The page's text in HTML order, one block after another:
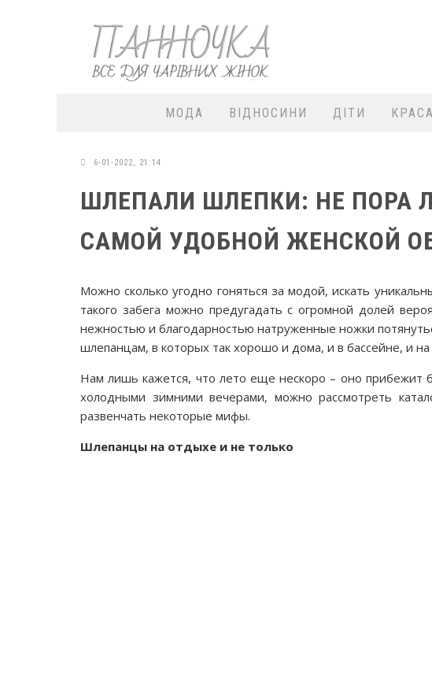
МОДА ВІДНОСИНИ ДІТИ КРАСА
6-01-2022, 21:14
ШЛЕПАЛИ ШЛЕПКИ: НЕ ПОРА
САМОЙ УДОБНОЙ ЖЕНСКОЙ
Можно сколько угодно гоняться за модой, искать
такого забега можно предугадать с огромной долей
нежностью и благодарностью натруженные ножки
шлепанцам, в которых так хорошо и дома, и в бассейне, и
Нам лишь кажется, что лето еще нескоро – оно прибежит
холодными зимними вечерами, можно рассмотреть
развенчать некоторые мифы.
Шлепанцы на отдыхе и не только